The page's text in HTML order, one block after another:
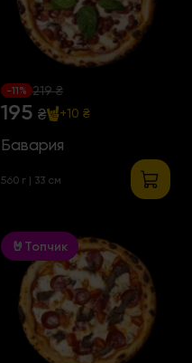
-11% 219 ₴
195 ₴ +10 ₴
Бавария
560 г | 33 см
🤘Топчик